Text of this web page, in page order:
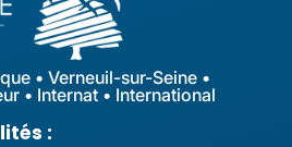
• Verneuil-sur-Seine •
• Internat • International
: